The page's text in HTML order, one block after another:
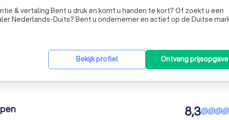
& vertaling Bent u druk en komt u handen te kort? Of zoekt u een
en actief op de Duitse markt?
Bekijk profiel Ontvang prijsopgave
8,3